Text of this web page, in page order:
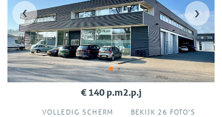
‹ ›
€ 140 p.m2.p.j
VOLLEDIG SCHERM BEKIJK 26 FOTO'S